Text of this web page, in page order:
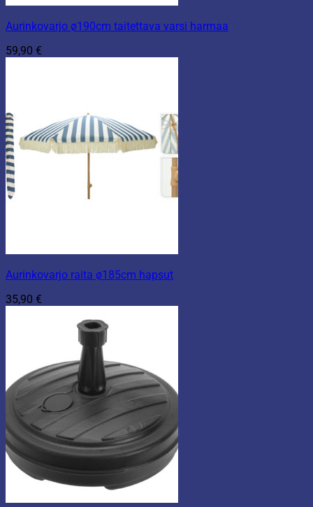
Aurinkovarjo ø190cm taitettava varsi harmaa
59,90 €
Aurinkovarjo raita ø185cm hapsut
35,90 €